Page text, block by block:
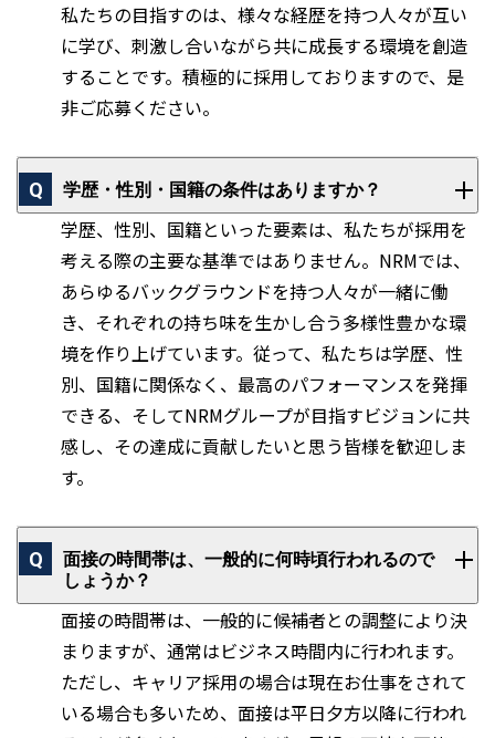
私たちの目指すのは、様々な経歴を持つ人々が互い
に学び、刺激し合いながら共に成長する環境を創造
することです。積極的に採用しておりますので、是
非ご応募ください。
学歴・性別・国籍の条件はありますか？
学歴、性別、国籍といった要素は、私たちが採用を
考える際の主要な基準ではありません。NRMでは、
あらゆるバックグラウンドを持つ人々が一緒に働
き、それぞれの持ち味を生かし合う多様性豊かな環
境を作り上げています。従って、私たちは学歴、性
別、国籍に関係なく、最高のパフォーマンスを発揮
できる、そしてNRMグループが目指すビジョンに共
感し、その達成に貢献したいと思う皆様を歓迎しま
す。
面接の時間帯は、一般的に何時頃行われるので
しょうか？
面接の時間帯は、一般的に候補者との調整により決
まりますが、通常はビジネス時間内に行われます。
ただし、キャリア採用の場合は現在お仕事をされて
いる場合も多いため、面接は平日夕方以降に行われ